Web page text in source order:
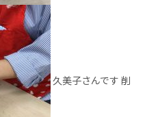
久美子さんです 削